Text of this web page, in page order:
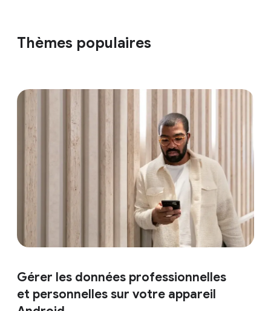
Thèmes populaires
Gérer les données professionnelles
et personnelles sur votre appareil